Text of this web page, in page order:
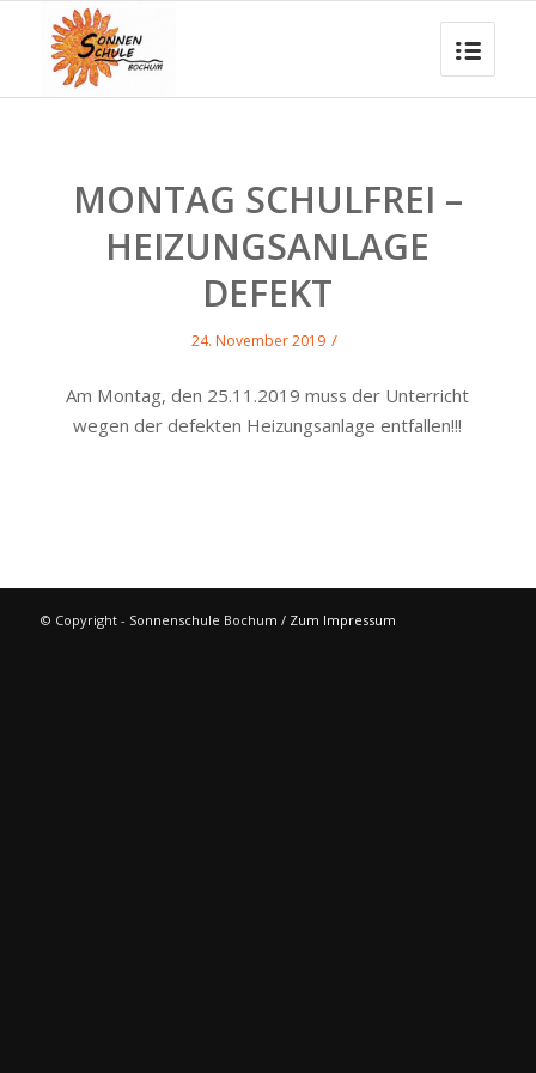
MONTAG SCHULFREI –
HEIZUNGSANLAGE
DEFEKT
24. November 2019 /
Am Montag, den 25.11.2019 muss der Unterricht
wegen der defekten Heizungsanlage entfallen!!!
© Copyright - Sonnenschule Bochum / Zum Impressum